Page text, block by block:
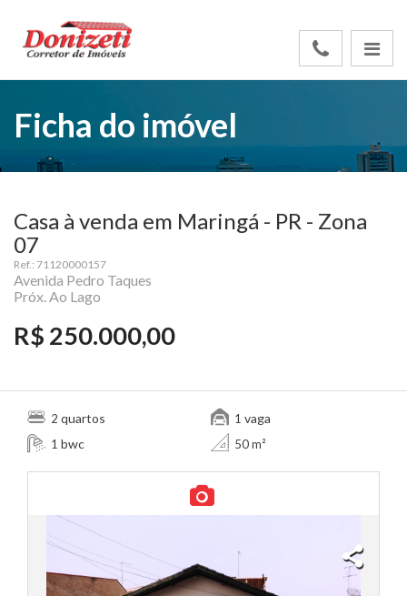
Ficha do imóvel
Casa à venda em Maringá - PR - Zona
07
Ref.: 71120000157
Avenida Pedro Taques
Próx. Ao Lago
R$ 250.000,00
2 quartos
1 bwc
1 vaga
50 m²